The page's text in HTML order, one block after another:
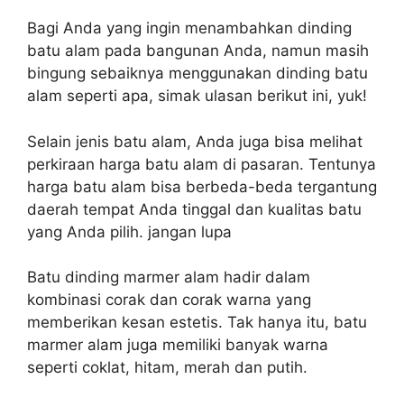
Bagi Anda yang ingin menambahkan dinding
batu alam pada bangunan Anda, namun masih
bingung sebaiknya menggunakan dinding batu
alam seperti apa, simak ulasan berikut ini, yuk!
Selain jenis batu alam, Anda juga bisa melihat
perkiraan harga batu alam di pasaran. Tentunya
harga batu alam bisa berbeda-beda tergantung
daerah tempat Anda tinggal dan kualitas batu
yang Anda pilih. jangan lupa
Batu dinding marmer alam hadir dalam
kombinasi corak dan corak warna yang
memberikan kesan estetis. Tak hanya itu, batu
marmer alam juga memiliki banyak warna
seperti coklat, hitam, merah dan putih.